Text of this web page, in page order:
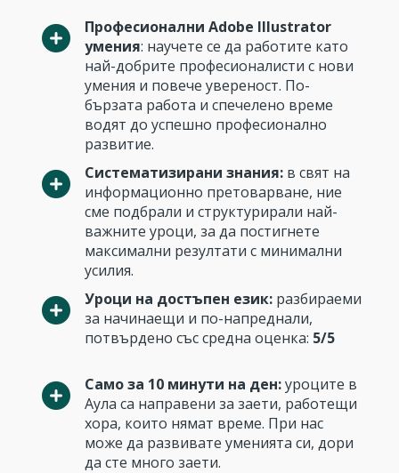
Професионални Adobe Illustrator
умения: научете се да работите като
най-добрите професионалисти с нови
умения и повече увереност. По-
бързата работа и спечелено време
водят до успешно професионално
развитие.
Систематизирани знания: в свят на
информационно претоварване, ние
сме подбрали и структурирали най-
важните уроци, за да постигнете
максимални резултати с минимални
усилия.
Уроци на достъпен език: разбираеми
за начинаещи и по-напреднали,
потвърдено със средна оценка: 5/5
Само за 10 минути на ден:уроците в
Аула са направени за заети, работещи
хора, които нямат време. При нас
може да развивате уменията си, дори
да сте много заети.